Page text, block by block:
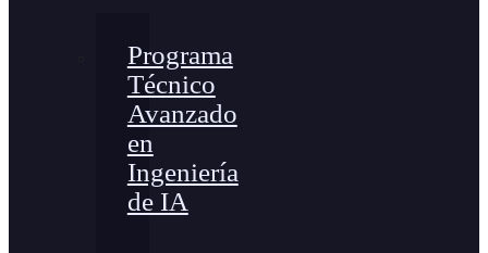
Programa
Técnico
Avanzado
en
Ingeniería
de IA